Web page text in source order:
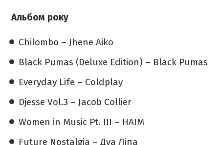
Альбом року
Chilombo – Jhene Aiko
Black Pumas (Deluxe Edition) – Black Pumas
Everyday Life – Coldplay
Djesse Vol.3 – Jacob Collier
Women in Music Pt. III – HAIM
Future Nostalgia – Дуа Ліпа